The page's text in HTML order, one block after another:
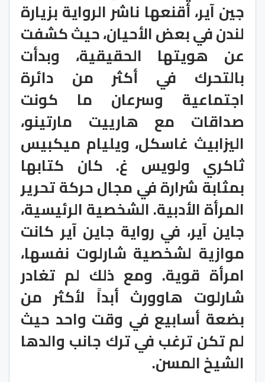
جين آير، أقنعها ناشر الرواية بزيارة
لندن في بعض الأحيان، حيث كشفت
عن هويتها الحقيقية، وبدأت
بالتحرك في أكثر من دائرة
اجتماعية وسرعان ما كونت
صداقات مع هارييت مارتينو،
اليزابيث غاسكل، ويليام ميكبيس
ثاكري ولويس غ. كان كتابها
بمثابة شرارة في مجال حركة تحرير
المرأة الأدبية. الشخصية الرئيسية،
جاين آير، في رواية جاين آير كانت
موازية لشخصية شارلوت نفسها،
امرأة قوية. ومع ذلك لم تغادر
شارلوت هاوورث أبداً لأكثر من
بضعة أسابيع في وقت واحد حيث
لم تكن ترغب في ترك جانب والدها
الشيخ المسن.